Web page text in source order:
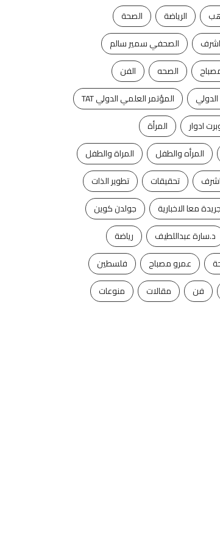
الرياضة
الصحة
الصحفي سمير سالم
الصحه
الفن
المؤتمر العلمي الدولي TAT
ادوار
المرأة
المرأه والطفل
المراة والطفل
اشرف
تحقيقات
تطوير الذات
جريدة معا الاخبارية
جولدن كوين
د.سارة عبداللطيف
رياضة
عمرو مصباح
فلسطين
فن مقالات منوعات